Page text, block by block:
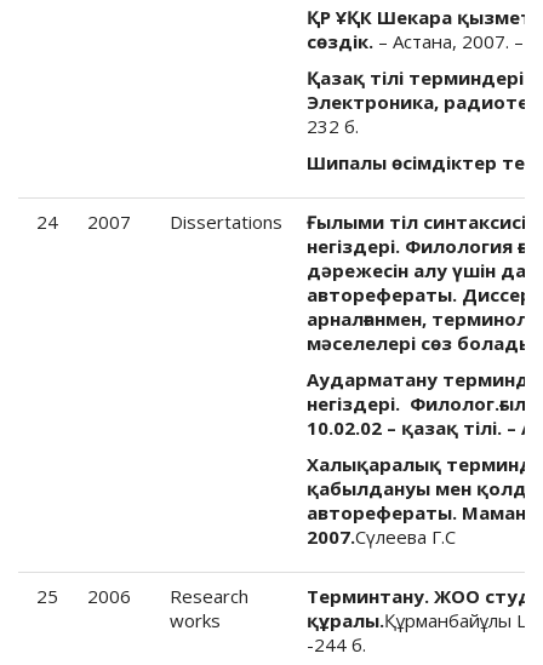
ҚР ҰҚК Шекара
сөздік. – Астана, 2007. –
Қазақ тілі
Электроника,
232 б.
Шипалы өсімдіктер
24 2007 Dissertations
Ғылыми тіл
негіздері. Филология
дәрежесін алу үшін
авторефераты.
арналғанмен,
мәселелері сөз болады.
Аударматану
негіздері.
10.02.02 – қазақ тілі. –
Халықаралық
қабылдануы мен
авторефераты.
2007.Сүлеева Г.С
25 2006
Research
works
Терминтану. ЖОО
құралы.Құрманбайұлы Ш.
-244 б.